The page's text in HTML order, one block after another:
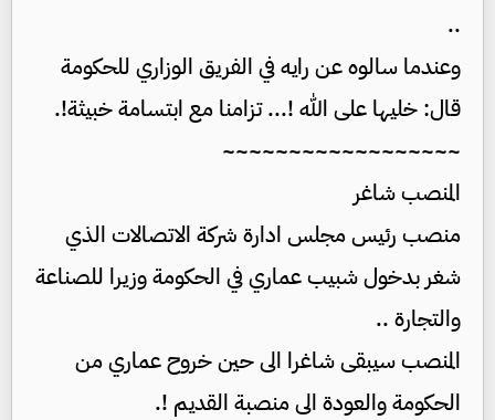
..
وعندما سالوه عن رايه في الفريق الوزاري للحكومة
قال: خليها على الله !... تزامنا مع ابتسامة خبيثة!.
~~~~~~~~~~~~~~~~~~
المنصب شاغر
منصب رئيس مجلس ادارة شركة الاتصالات الذي
شغر بدخول شبيب عماري في الحكومة وزيرا للصناعة
والتجارة ..
المنصب سيبقى شاغرا الى حين خروح عماري من
الحكومة والعودة الى منصبة القديم !.